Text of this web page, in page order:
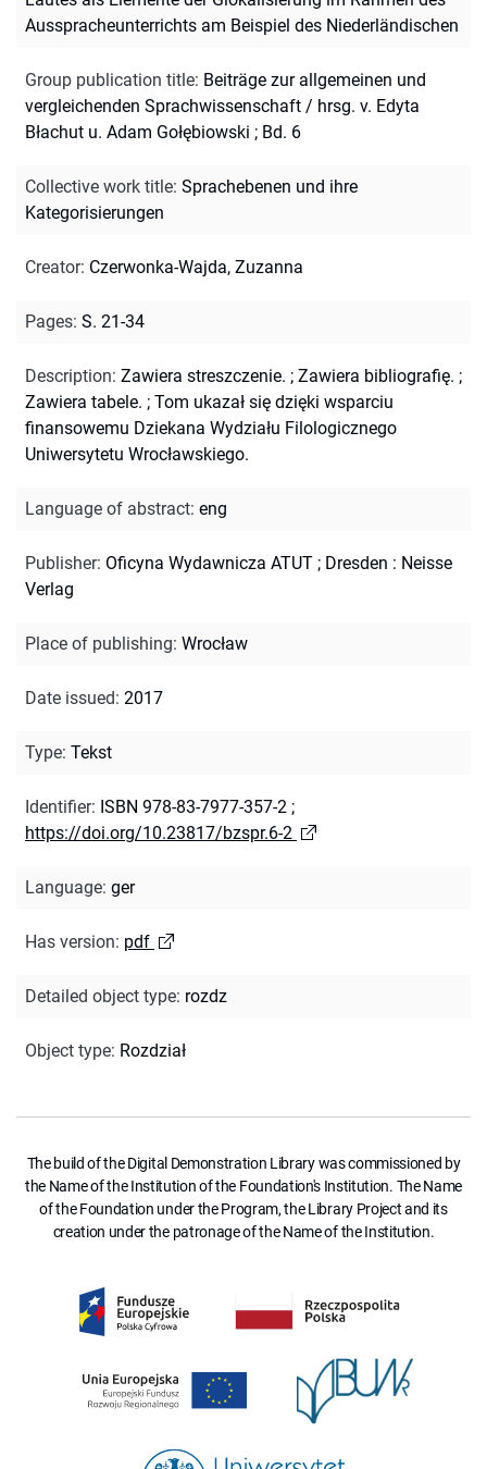
Ausspracheunterrichts am Beispiel des Niederländischen
Group publication title: Beiträge zur allgemeinen und
vergleichenden Sprachwissenschaft / hrsg. v. Edyta
Błachut u. Adam Gołębiowski ; Bd. 6
Collective work title: Sprachebenen und ihre
Kategorisierungen
Creator: Czerwonka-Wajda, Zuzanna
Pages: S. 21-34
Description: Zawiera streszczenie. ; Zawiera bibliografię. ;
Zawiera tabele. ; Tom ukazał się dzięki wsparciu
finansowemu Dziekana Wydziału Filologicznego
Uniwersytetu Wrocławskiego.
Language of abstract: eng
Publisher: Oficyna Wydawnicza ATUT ; Dresden : Neisse
Verlag
Place of publishing: Wrocław
Date issued: 2017
Type: Tekst
Identifier: ISBN 978-83-7977-357-2 ;
https://doi.org/10.23817/bzspr.6-2
Language: ger
Has version: pdf
Detailed object type: rozdz
Object type: Rozdział
The build of the Digital Demonstration Library was commissioned by
the Name of the Institution of the Foundation's Institution. The Name
of the Foundation under the Program, the Library Project and its
creation under the patronage of the Name of the Institution.